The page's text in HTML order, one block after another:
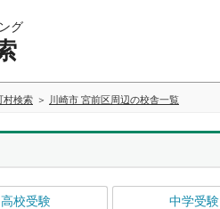
グ
村検索 川崎市 宮前区周辺の校舎一覧
高校受験 中学受験